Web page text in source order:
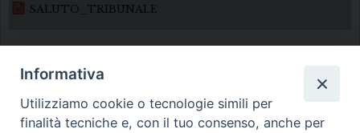
SALUTO_TRIBUNALE
Informativa
Utilizziamo cookie o tecnologie simili per
finalità tecniche e, con il tuo consenso, anche per